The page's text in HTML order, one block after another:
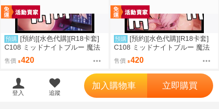
預購 [預約][水色代購][R18卡套]
C108 ミッドナイトブルー 魔法
少女 伊莉雅&克洛伊&美遊 翹臀
售價 420
預購 [預約][水色代購][R18卡套]
C108 ミッドナイトブルー 魔法
少女 伊莉雅&克洛伊&美遊 背後
位
售價 420
登入 追蹤
加入購物車 立即購買